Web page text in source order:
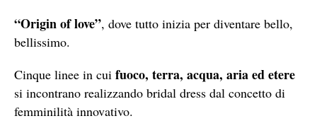
“Origin of love”, dove tutto inizia per diventare bello,
bellissimo.
Cinque linee in cui fuoco, terra, acqua, aria ed etere
si incontrano realizzando bridal dress dal concetto di
femminilità innovativo.